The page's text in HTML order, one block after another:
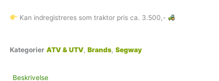
Kan indregistreres som traktor pris ca. 3.500,-
Kategorier ATV & UTV, Brands, Segway
Beskrivelse